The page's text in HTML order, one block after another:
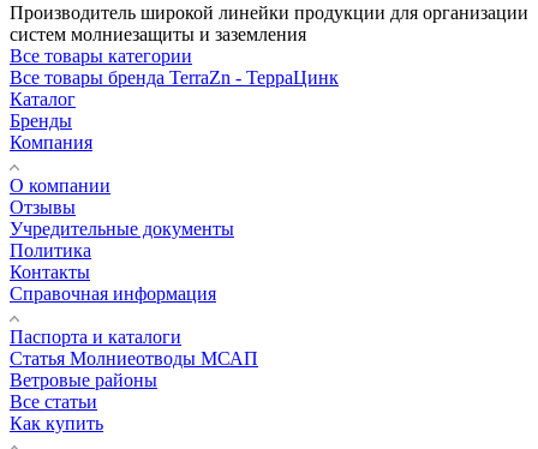
Производитель широкой линейки продукции для организации
систем молниезащиты и заземления
Все товары категории
Все товары бренда TerraZn - ТерраЦинк
Каталог
Бренды
Компания
О компании
Отзывы
Учредительные документы
Политика
Контакты
Справочная информация
Паспорта и каталоги
Статья Молниеотводы МСАП
Ветровые районы
Все статьи
Как купить